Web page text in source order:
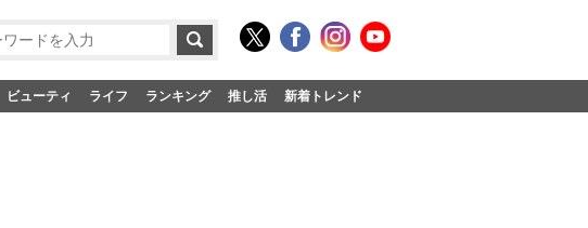
ビューティ ライフ ランキング 推し活 新着トレンド